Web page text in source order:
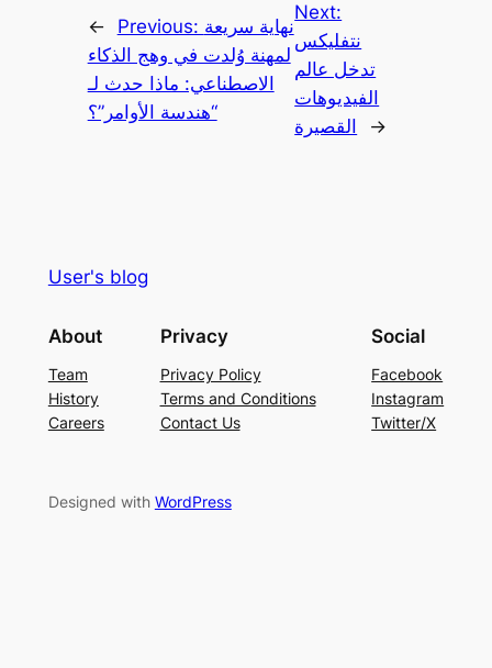
← Previous: نهاية سريعة
لمهنة وُلدت في وهج الذكاء
الاصطناعي: ماذا حدث لـ
“هندسة الأوامر”؟
Next:
نتفليكس
تدخل عالم
الفيديوهات
القصيرة
→
User's blog
About
Team
History
Careers
Privacy
Privacy Policy
Terms and Conditions
Contact Us
Social
Facebook
Instagram
Twitter/X
Designed with WordPress